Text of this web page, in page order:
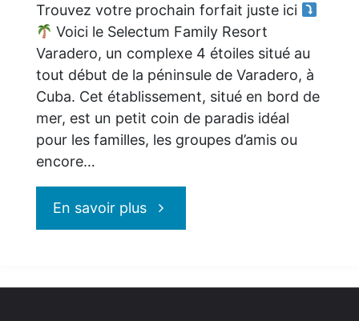
Trouvez votre prochain forfait juste ici
Voici le Selectum Family Resort
Varadero, un complexe 4 étoiles situé au
tout début de la péninsule de Varadero, à
Cuba. Cet établissement, situé en bord de
mer, est un petit coin de paradis idéal
pour les familles, les groupes d’amis ou
encore…
En savoir plus"Selectum
Resort